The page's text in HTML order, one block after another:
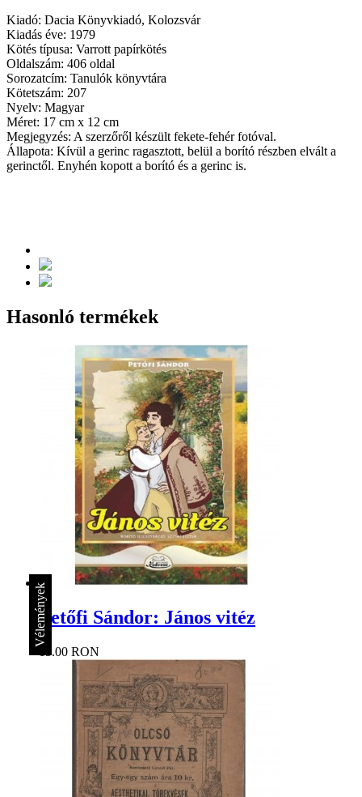
Kiadó: Dacia Könyvkiadó, Kolozsvár
Kiadás éve: 1979
Kötés típusa: Varrott papírkötés
Oldalszám: 406 oldal
Sorozatcím: Tanulók könyvtára
Kötetszám: 207
Nyelv: Magyar
Méret: 17 cm x 12 cm
Megjegyzés: A szerzőről készült fekete-fehér fotóval.
Állapota: Kívül a gerinc ragasztott, belül a borító részben elvált a
gerinctől. Enyhén kopott a borító és a gerinc is.
Hasonló termékek
Petőfi Sándor: János vitéz
15.00 RON
Vélemények